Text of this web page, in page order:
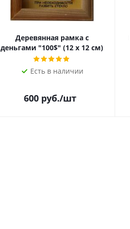
Деревянная рамка с
деньгами "100$" (12 х 12 см)
Есть в наличии
600 руб./шт